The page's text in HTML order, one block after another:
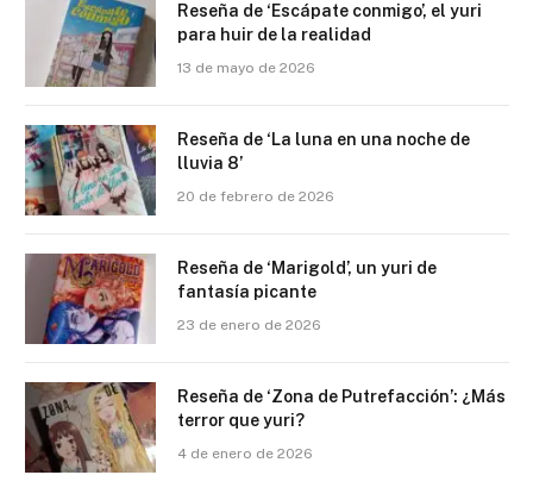
Reseña de ‘Escápate conmigo’, el yuri
para huir de la realidad
13 de mayo de 2026
Reseña de ‘La luna en una noche de
lluvia 8’
20 de febrero de 2026
Reseña de ‘Marigold’, un yuri de
fantasía picante
23 de enero de 2026
Reseña de ‘Zona de Putrefacción’: ¿Más
terror que yuri?
4 de enero de 2026